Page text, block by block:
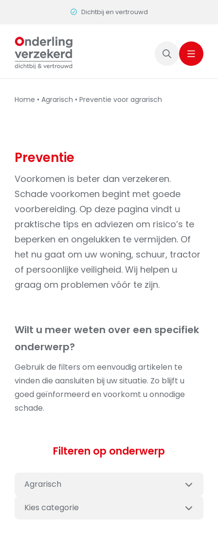
Dichtbij en vertrouwd
Home • Agrarisch • Preventie voor agrarisch
Preventie
Voorkomen is beter dan verzekeren.
Schade voorkomen begint met goede
voorbereiding. Op deze pagina vindt u
praktische tips en adviezen om risico’s te
beperken en ongelukken te vermijden. Of
het nu gaat om uw woning, schuur, tractor
of persoonlijke veiligheid. Wij helpen u
graag om problemen vóór te zijn.
Wilt u meer weten over een specifiek
onderwerp?
Gebruik de filters om eenvoudig artikelen te
vinden die aansluiten bij uw situatie. Zo blijft u
goed geïnformeerd en voorkomt u onnodige
schade.
Filteren op onderwerp
Agrarisch
Kies categorie